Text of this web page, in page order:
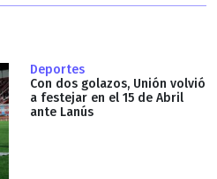
Deportes
Con dos golazos, Unión volvió
a festejar en el 15 de Abril
ante Lanús